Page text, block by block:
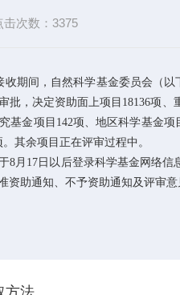
击次数：3375
收期间，自然科学基金委员会（
批，决定资助面上项目 18136项、
基金项目 142项、地区科学基金项
。其余项目正在评审过程中。
8月17日以后登录科学基金网络
资助通知、不予资助通知及评审
方法